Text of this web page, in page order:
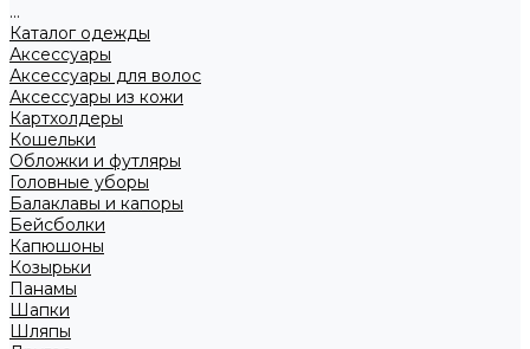
...
Каталог одежды
Аксессуары
Аксессуары для волос
Аксессуары из кожи
Картхолдеры
Кошельки
Обложки и футляры
Головные уборы
Балаклавы и капоры
Бейсболки
Капюшоны
Козырьки
Панамы
Шапки
Шляпы